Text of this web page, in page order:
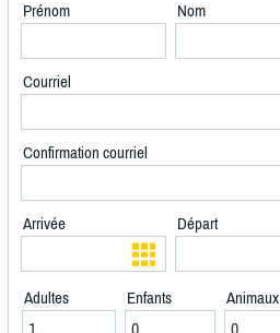
Prénom Nom
Courriel
Confirmation courriel
Arrivée Départ
Adultes Enfants Animaux